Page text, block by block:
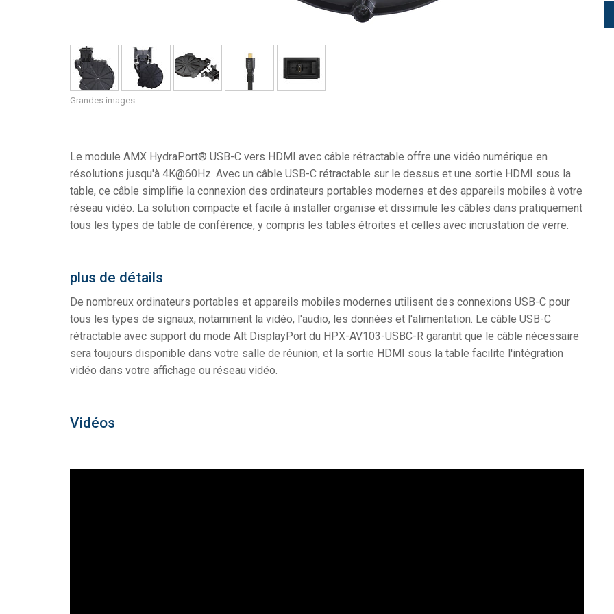
Grandes images
Le module AMX HydraPort® USB-C vers HDMI avec câble rétractable offre une vidéo numérique en
résolutions jusqu'à 4K@60Hz. Avec un câble USB-C rétractable sur le dessus et une sortie HDMI sous la
table, ce câble simplifie la connexion des ordinateurs portables modernes et des appareils mobiles à votre
réseau vidéo. La solution compacte et facile à installer organise et dissimule les câbles dans pratiquement
tous les types de table de conférence, y compris les tables étroites et celles avec incrustation de verre.
plus de détails
De nombreux ordinateurs portables et appareils mobiles modernes utilisent des connexions USB-C pour
tous les types de signaux, notamment la vidéo, l'audio, les données et l'alimentation. Le câble USB-C
rétractable avec support du mode Alt DisplayPort du HPX-AV103-USBC-R garantit que le câble nécessaire
sera toujours disponible dans votre salle de réunion, et la sortie HDMI sous la table facilite l'intégration
vidéo dans votre affichage ou réseau vidéo.
Vidéos